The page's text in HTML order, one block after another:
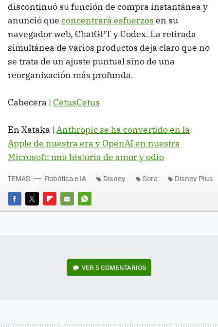
discontinuó su función de compra instantánea y
anunció que concentrará esfuerzos en su
navegador web, ChatGPT y Codex. La retirada
simultánea de varios productos deja claro que no
se trata de un ajuste puntual sino de una
reorganización más profunda.
Cabecera | CetusCetus
En Xataka | Anthropic se ha convertido en la
Apple de nuestra era y OpenAI en nuestra
Microsoft: una historia de amor y odio
FACEBOOK
TWITTERFLIPBOARD
E-
WHATSAPP
TEMAS Robótica e IA Disney Sora Disney Plus
VER5 COMENTARIOS